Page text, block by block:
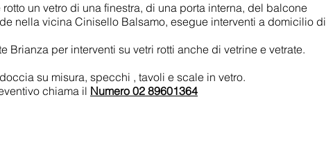
un vetro di una finestra, di una porta interna, del balcone
nella vicina Cinisello Balsamo, esegue interventi a domicilio di
Brianza per interventi su vetri rotti anche di vetrine e vetrate.
su misura, specchi , tavoli e scale in vetro.
chiama il Numero 02 89601364